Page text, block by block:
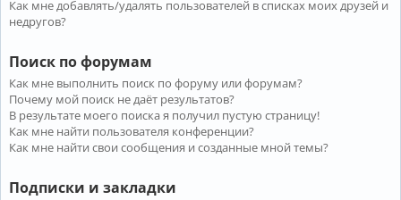
Как мне добавлять/удалять пользователей в списках моих друзей и
недругов?
Поиск по форумам
Как мне выполнить поиск по форуму или форумам?
Почему мой поиск не даёт результатов?
В результате моего поиска я получил пустую страницу!
Как мне найти пользователя конференции?
Как мне найти свои сообщения и созданные мной темы?
Подписки и закладки